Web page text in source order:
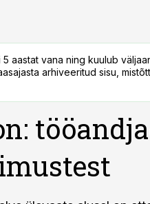
aastat vana ning kuulub
arhiveeritud sisu,